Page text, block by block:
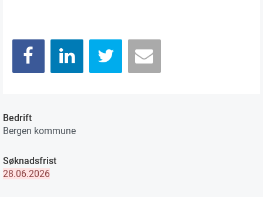
Bedrift
Bergen kommune
Søknadsfrist
28.06.2026